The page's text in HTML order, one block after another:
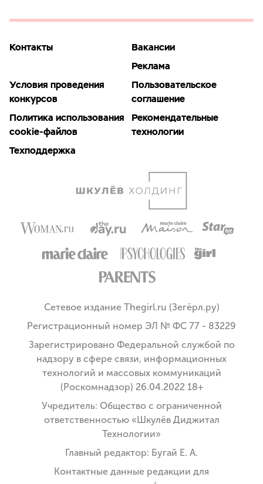
Контакты
Вакансии
Реклама
Условия проведения
конкурсов
Пользовательское
соглашение
Политика использования
cookie-файлов
Рекомендательные
технологии
Техподдержка
Сетевое издание Thegirl.ru (Зегёрл.ру)
Регистрационный номер ЭЛ № ФС 77 - 83229
Зарегистрировано Федеральной службой по
надзору в сфере связи, информационных
технологий и массовых коммуникаций
(Роскомнадзор) 26.04.2022 18+
Учредитель: Общество с ограниченной
ответственностью «Шкулёв Диджитал
Технологии»
Главный редактор: Бугай Е. А.
Контактные данные редакции для